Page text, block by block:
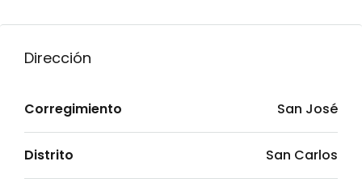
Dirección
Corregimiento San José
Distrito San Carlos